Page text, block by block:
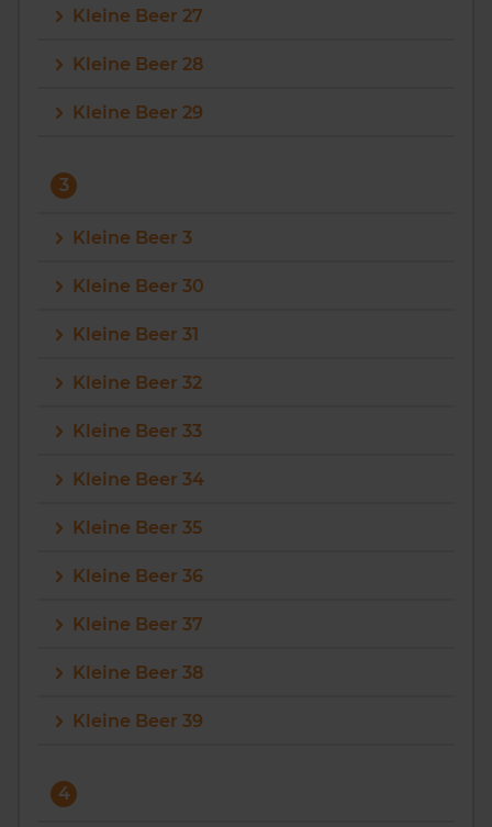
Kleine Beer 27
Kleine Beer 28
Kleine Beer 29
3
Kleine Beer 3
Kleine Beer 30
Kleine Beer 31
Kleine Beer 32
Kleine Beer 33
Kleine Beer 34
Kleine Beer 35
Kleine Beer 36
Kleine Beer 37
Kleine Beer 38
Kleine Beer 39
4